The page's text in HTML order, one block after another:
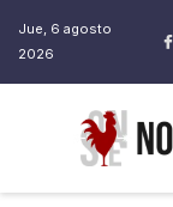
Jue, 6 agosto
2026